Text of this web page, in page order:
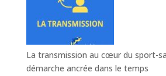
La transmission au cœur du sport-
démarche ancrée dans le temps